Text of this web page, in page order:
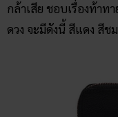
กล้าเสีย ชอบเรื่องท้าท
ดวง จะมีดังนี้ สีแดง สีช